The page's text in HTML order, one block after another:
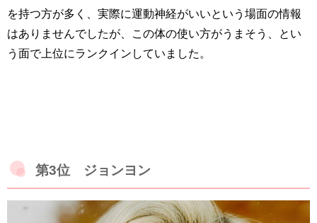
を持つ方が多く、実際に運動神経がいいという場面の情報
はありませんでしたが、この体の使い方がうまそう、とい
う面で上位にランクインしていました。
第3位 ジョンヨン